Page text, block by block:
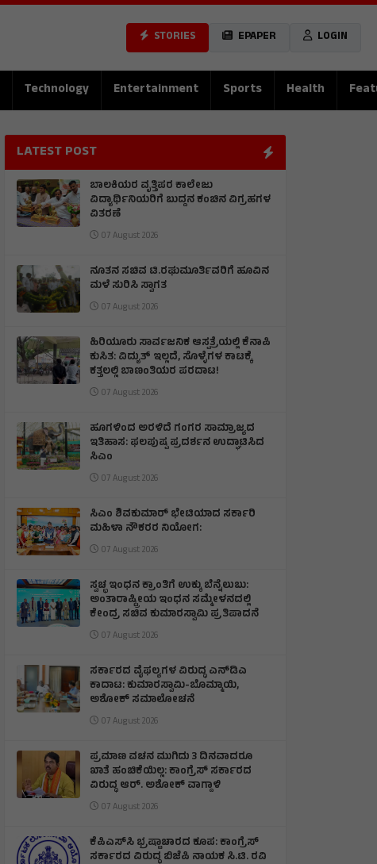
STORIES EPAPER LOGIN
Technology Entertainment Sports Health
LATEST POST
ಬಾಲಕಿಯರ ವೃತ್ತಿಪರ ಕಾಲೇಜು
ವಿದ್ಯಾರ್ಥಿನಿಯರಿಗೆ ಬುದ್ದನ ಕಂಚಿನ ವಿಗ್ರಹಗಳ
ವಿತರಣೆ
07 August 2026
ನೂತನ ಸಚಿವ ಟಿ.ರಘುಮೂರ್ತಿವರಿಗೆ ಹೂವಿನ
ಮಳೆ ಸುರಿಸಿ ಸ್ವಾಗತ
07 August 2026
ಹಿರಿಯೂರು ಸಾರ್ವಜನಿಕ ಆಸ್ಪತ್ರೆಯಲ್ಲಿ ಕೆನಾಪಿ
ಕುಸಿತ: ವಿದ್ಯುತ್‌ ಇಲ್ಲದೆ, ಸೊಳ್ಳೆಗಳ ಕಾಟಕ್ಕೆ
ಕತ್ತಲಲ್ಲಿ ಬಾಣಂತಿಯರ ಪರದಾಟ!
07 August 2026
ಹೂಗಳಿಂದ ಅರಳಿದೆ ಗಂಗರ ಸಾಮ್ರಾಜ್ಯದ
ಇತಿಹಾಸ: ಫಲಪುಷ್ಪ ಪ್ರದರ್ಶನ ಉದ್ಘಾಟಿಸಿದ
ಸಿಎಂ
07 August 2026
ಸಿಎಂ ಶಿವಕುಮಾರ್‌ ಭೇಟಿಯಾದ ಸರ್ಕಾರಿ
ಮಹಿಳಾ ನೌಕರರ ನಿಯೋಗ:
07 August 2026
ಸ್ವಚ್ಛ ಇಂಧನ ಕ್ರಾಂತಿಗೆ ಉಕ್ಕು ಬೆನ್ನೆಲುಬು:
ಅಂತಾರಾಷ್ಟ್ರೀಯ ಇಂಧನ ಸಮ್ಮೇಳನದಲ್ಲಿ
ಕೇಂದ್ರ ಸಚಿವ ಕುಮಾರಸ್ವಾಮಿ ಪ್ರತಿಪಾದನೆ
07 August 2026
ಸರ್ಕಾರದ ವೈಫಲ್ಯಗಳ ವಿರುದ್ಧ ಎನ್‌ಡಿಎ
ಕಾದಾಟ: ಕುಮಾರಸ್ವಾಮಿ-ಬೊಮ್ಮಾಯಿ,
ಅಶೋಕ್ ಸಮಾಲೋಚನೆ
07 August 2026
ಪ್ರಮಾಣ ವಚನ ಮುಗಿದು 3 ದಿನವಾದರೂ
ಖಾತೆ ಹಂಚಿಕೆಯಿಲ್ಲ: ಕಾಂಗ್ರೆಸ್ ಸರ್ಕಾರದ
ವಿರುದ್ಧ ಆರ್‌. ಅಶೋಕ್ ವಾಗ್ದಾಳಿ
07 August 2026
ಕೆಪಿಎಸ್‌ಸಿ ಭ್ರಷ್ಟಾಚಾರದ ಕೂಪ: ಕಾಂಗ್ರೆಸ್
ಸರ್ಕಾರದ ವಿರುದ್ಧ ಬಿಜೆಪಿ ನಾಯಕ ಸಿ.ಟಿ. ರವಿ